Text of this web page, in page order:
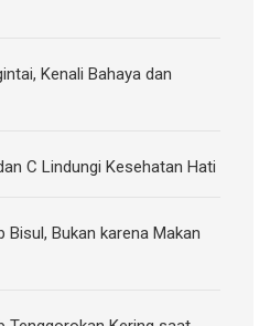
Kenali Bahaya dan
C Lindungi Kesehatan Hati
Bisul, Bukan karena Makan